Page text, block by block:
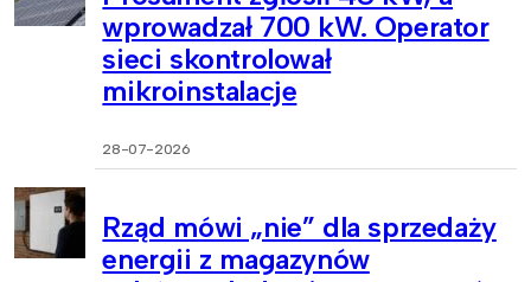
wprowadzał 700 kW. Operator
sieci skontrolował
mikroinstalacje
28-07-2026
Rząd mówi „nie” dla sprzedaży
energii z magazynów